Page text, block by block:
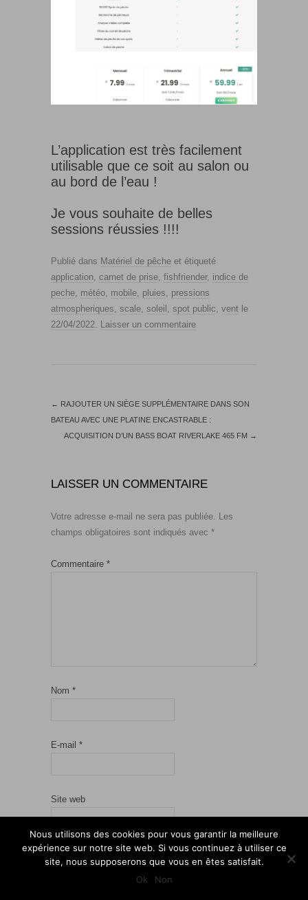
L’application est très facilement
utilisable que ce soit au salon ou
au bord de l’eau !
Je vous souhaite de belles
sessions réussies !!!!
Publié dans Matériel de pêche et étiqueté
application, carnet de prise, fishfriender, indice de
peche, météo, mobile, pluies, pressions
atmospheriques, scale, soleil , spot public, vent le
22/04/2022. Laisser un commentaire
← RAJOUTER UN SIÈGE SUPPLÉMENTAIRE DANS SON
BATEAU AVEC UNE PLATINE ENCASTRABLE :
ACQUISITION D’UN BASS BOAT RIVERLAKE 465 FM →
LAISSER UN COMMENTAIRE
Votre adresse e-mail ne sera pas publiée. Les
champs obligatoires sont indiqués avec *
Commentaire *
Nom *
E-mail *
Site web
Enregistrer mon nom, mon e-mail et mon site
dans le navigateur pour mon prochain commentaire.
Nous utilisons des cookies pour vous garantir la meilleure
expérience sur notre site web. Si vous continuez à utiliser ce
site, nous supposerons que vous en êtes satisfait.
Ok
Non